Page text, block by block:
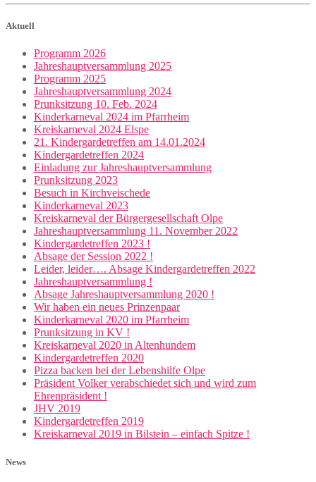
Aktuell
Programm 2026
Jahreshauptversammlung 2025
Programm 2025
Jahreshauptversammlung 2024
Prunksitzung 10. Feb. 2024
Kinderkarneval 2024 im Pfarrheim
Kreiskarneval 2024 Elspe
21. Kindergardetreffen am 14.01.2024
Kindergardetreffen 2024
Einladung zur Jahreshauptversammlung
Prunksitzung 2023
Besuch in Kirchveischede
Kinderkarneval 2023
Kreiskarneval der Bürgergesellschaft Olpe
Jahreshauptversammlung 11. November 2022
Kindergardetreffen 2023 !
Absage der Session 2022 !
Leider, leider…. Absage Kindergardetreffen 2022
Jahreshauptversammlung !
Absage Jahreshauptversammlung 2020 !
Wir haben ein neues Prinzenpaar
Kinderkarneval 2020 im Pfarrheim
Prunksitzung in KV !
Kreiskarneval 2020 in Altenhundem
Kindergardetreffen 2020
Pizza backen bei der Lebenshilfe Olpe
Präsident Volker verabschiedet sich und wird zum
Ehrenpräsident !
JHV 2019
Kindergardetreffen 2019
Kreiskarneval 2019 in Bilstein – einfach Spitze !
News